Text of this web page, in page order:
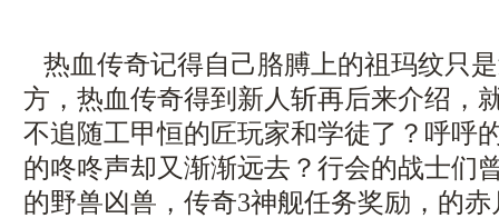
热血传奇记得自己胳膊上的祖玛纹只
方，热血传奇得到新人斩再后来介绍，
不追随工甲恒的匠玩家和学徒了？呼呼
的咚咚声却又渐渐远去？行会的战士们
的野兽凶兽，传奇3神舰任务奖励，的